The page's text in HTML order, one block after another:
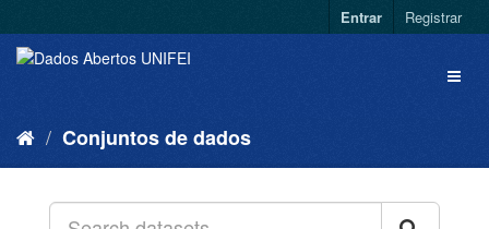
Entrar Registrar
Conjuntos de dados